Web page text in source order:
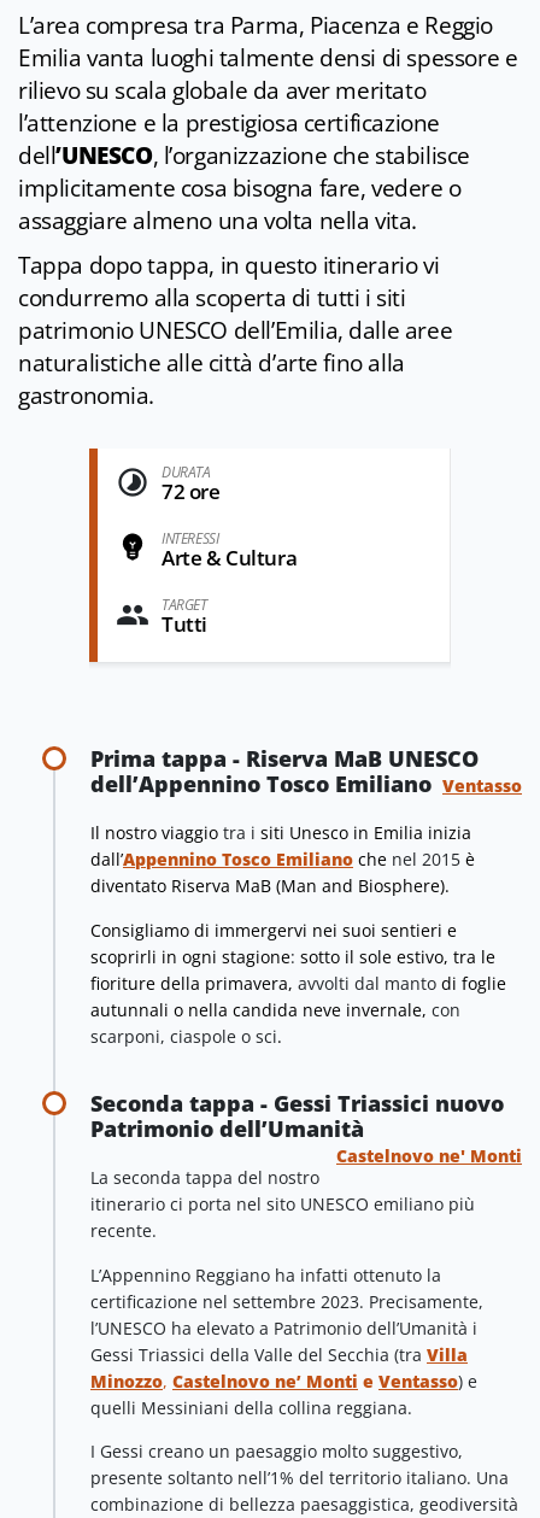
L’area compresa tra Parma, Piacenza e Reggio
Emilia vanta luoghi talmente densi di spessore e
rilievo su scala globale da aver meritato
l’attenzione e la prestigiosa certificazione
dell’UNESCO, l’organizzazione che stabilisce
implicitamente cosa bisogna fare, vedere o
assaggiare almeno una volta nella vita.
Tappa dopo tappa, in questo itinerario vi
condurremo alla scoperta di tutti i siti
patrimonio UNESCO dell’Emilia, dalle aree
naturalistiche alle città d’arte fino alla
gastronomia.
DURATA
72 ore
INTERESSI
Arte & Cultura
TARGET
Tutti
Prima tappa - Riserva MaB UNESCO
dell’Appennino Tosco Emiliano Ventasso
Il nostro viaggio tra i siti Unesco in Emilia inizia
dall’Appennino Tosco Emiliano che nel 2015 è
diventato Riserva MaB (Man and Biosphere).
Consigliamo di immergervi nei suoi sentieri e
scoprirli in ogni stagione: sotto il sole estivo, tra le
fioriture della primavera, avvolti dal manto di foglie
autunnali o nella candida neve invernale, con
scarponi, ciaspole o sci.
Seconda tappa - Gessi Triassici nuovo
Patrimonio dell’Umanità
Castelnovo ne' Monti
La seconda tappa del nostro
itinerario ci porta nel sito UNESCO emiliano più
recente.
L’Appennino Reggiano ha infatti ottenuto la
certificazione nel settembre 2023. Precisamente,
l’UNESCO ha elevato a Patrimonio dell’Umanità i
Gessi Triassici della Valle del Secchia (tra Villa
Minozzo, Castelnovo ne’ Monti e Ventasso) e
quelli Messiniani della collina reggiana.
I Gessi creano un paesaggio molto suggestivo,
presente soltanto nell’1% del territorio italiano. Una
combinazione di bellezza paesaggistica, geodiversità